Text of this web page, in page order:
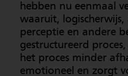
hebben nu eenmaal
waaruit,
perceptie en andere
gestructureerd
het proces minder
emotioneel en zorgt